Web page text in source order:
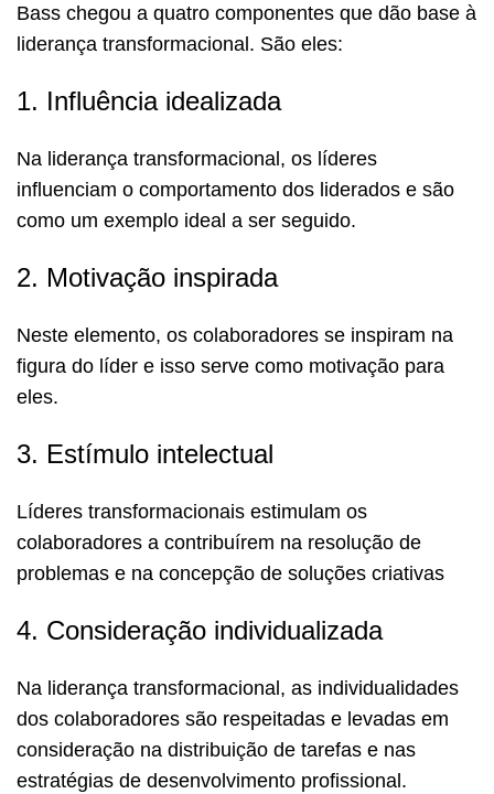
Bass chegou a quatro componentes que dão base à
liderança transformacional. São eles:
1. Influência idealizada
Na liderança transformacional, os líderes
influenciam o comportamento dos liderados e são
como um exemplo ideal a ser seguido.
2. Motivação inspirada
Neste elemento, os colaboradores se inspiram na
figura do líder e isso serve como motivação para
eles.
3. Estímulo intelectual
Líderes transformacionais estimulam os
colaboradores a contribuírem na resolução de
problemas e na concepção de soluções criativas
4. Consideração individualizada
Na liderança transformacional, as individualidades
dos colaboradores são respeitadas e levadas em
consideração na distribuição de tarefas e nas
estratégias de desenvolvimento profissional.